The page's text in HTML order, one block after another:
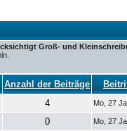
Groß- und
Anzahl der Beiträge
4 Mo, 27
0 Mo, 27